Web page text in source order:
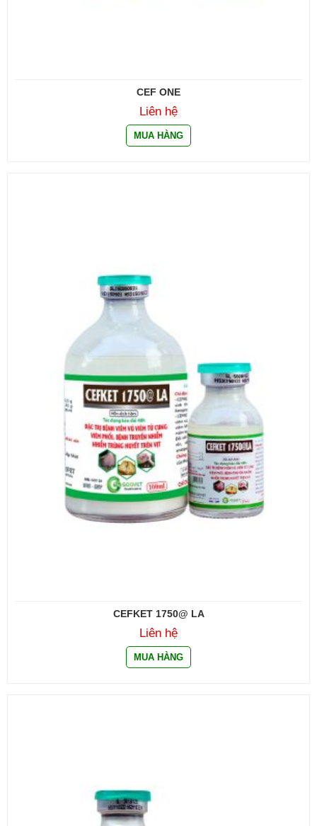
CEF ONE
Liên hệ
CEFKET 1750@ LA
Liên hệ